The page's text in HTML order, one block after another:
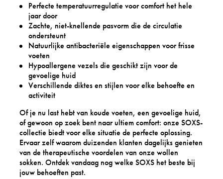
Perfecte temperatuurregulatie voor comfort het hele
jaar door
Zachte, niet-knellende pasvorm die de circulatie
ondersteunt
Natuurlijke antibacteriële eigenschappen voor frisse
voeten
Hypoallergene vezels die geschikt zijn voor de
gevoelige huid
Verschillende diktes en stijlen voor elke behoefte en
activiteit
Of je nu last hebt van koude voeten, een gevoelige huid,
of gewoon op zoek bent naar ultiem comfort: onze SOXS-
collectie biedt voor elke situatie de perfecte oplossing.
Ervaar zelf waarom duizenden klanten dagelijks genieten
van de therapeutische voordelen van onze wollen
sokken. Ontdek vandaag nog welke SOXS het beste bij
jouw behoeften past.